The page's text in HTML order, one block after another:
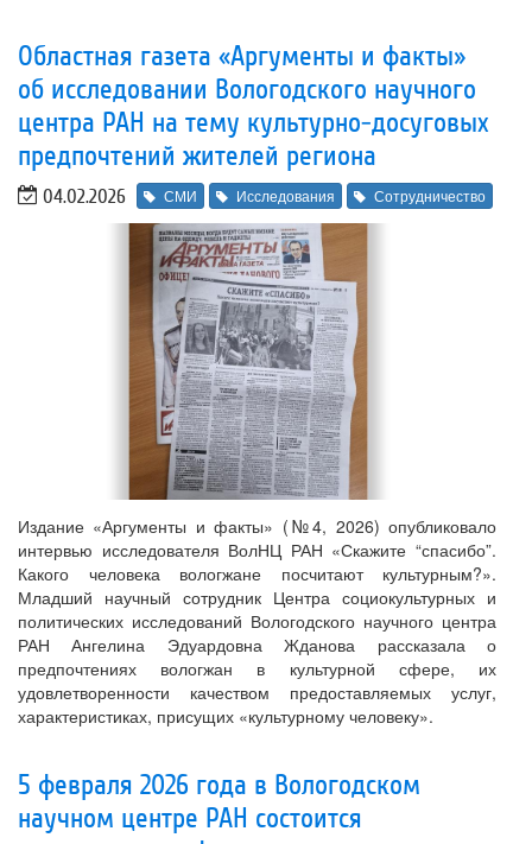
Областная газета «Аргументы и факты»
об исследовании Вологодского научного
центра РАН на тему культурно-досуговых
предпочтений жителей региона
04.02.2026 СМИ Исследования Сотрудничество
Издание «Аргументы и факты» (№4, 2026) опубликовало
интервью исследователя ВолНЦ РАН «Скажите “спасибо”.
Какого человека вологжане посчитают культурным?».
Младший научный сотрудник Центра социокультурных и
политических исследований Вологодского научного центра
РАН Ангелина Эдуардовна Жданова рассказала о
предпочтениях вологжан в культурной сфере, их
удовлетворенности качеством предоставляемых услуг,
характеристиках, присущих «культурному человеку».
5 февраля 2026 года в Вологодском
научном центре РАН состоится